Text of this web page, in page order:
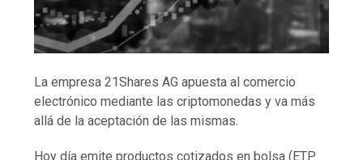
La empresa 21Shares AG apuesta al comercio
electrónico mediante las criptomonedas y va más
allá de la aceptación de las mismas.
Hoy día emite productos cotizados en bolsa (ETP